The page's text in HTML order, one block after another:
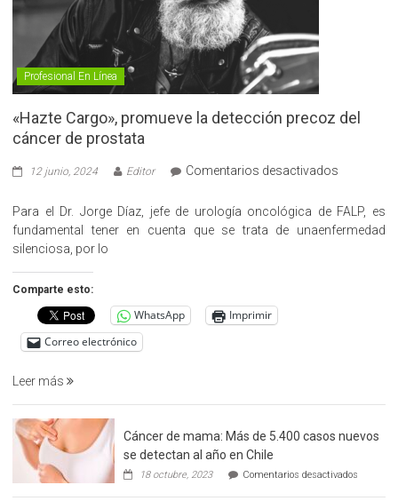
Profesional En Línea
«Hazte Cargo», promueve la detección precoz del
cáncer de prostata
12 junio, 2024 Editor Comentarios desactivados
Cargo»,
promueve
Para el Dr. Jorge Díaz, jefe de urología oncológica de FALP, es
fundamental tener en cuenta que se trata de unaenfermedad
silenciosa, por lo
Comparte esto:
WhatsApp
Imprimir
Correo electrónico
Leer más
Cáncer de mama: Más de 5.400 casos nuevos
se detectan al año en Chile
18 octubre, 2023 Comentarios desactivados
de